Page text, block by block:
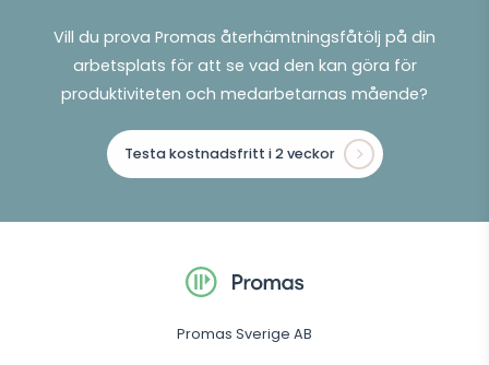
Vill du prova Promas återhämtningsfåtölj på din
arbetsplats för att se vad den kan göra för
produktiviteten och medarbetarnas mående?
Testa kostnadsfritt i 2 veckor
Promas Sverige AB